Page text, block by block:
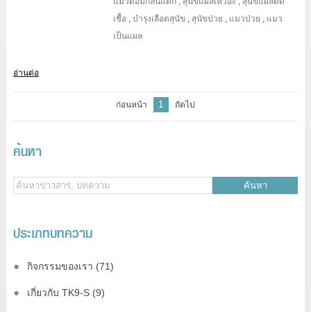
เชื้อ ,บำรุงเลือดสุนัข , สุนัขป่วย , แมวป่วย , แมว
เป็นแผล
อ่านต่อ
ก่อนหน้า 1 ถัดไป
ค้นหา
ค้นหา
ประเภทบทความ
กิจกรรมของเรา (71)
เกี่ยวกับ TK9-S (9)